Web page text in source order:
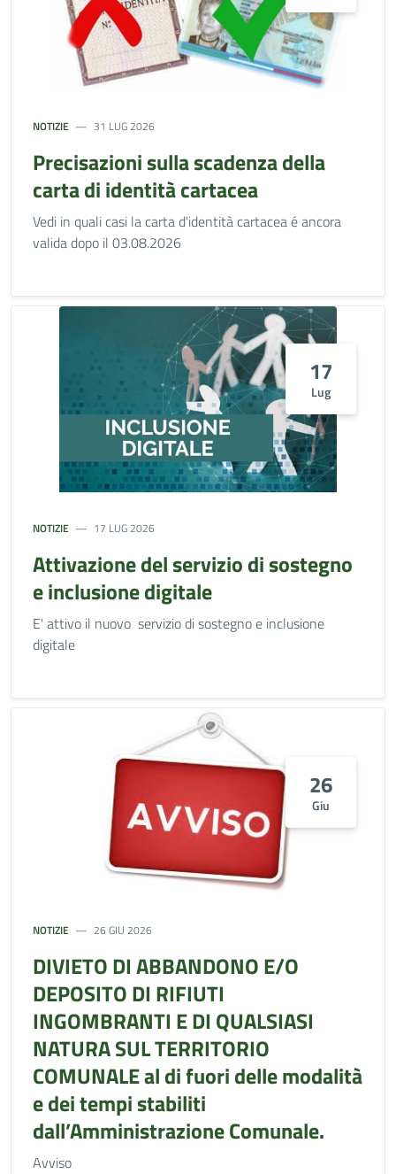
NOTIZIE 31 LUG 2026
Precisazioni sulla scadenza della
carta di identità cartacea
Vedi in quali casi la carta d'identità cartacea é ancora
valida dopo il 03.08.2026
17
Lug
NOTIZIE 17 LUG 2026
Attivazione del servizio di sostegno
e inclusione digitale
E' attivo il nuovo servizio di sostegno e inclusione
digitale
26
Giu
NOTIZIE 26 GIU 2026
DIVIETO DI ABBANDONO E/O
DEPOSITO DI RIFIUTI
INGOMBRANTI E DI QUALSIASI
NATURA SUL TERRITORIO
COMUNALE al di fuori delle modalità
e dei tempi stabiliti
dall’Amministrazione Comunale.
Avviso